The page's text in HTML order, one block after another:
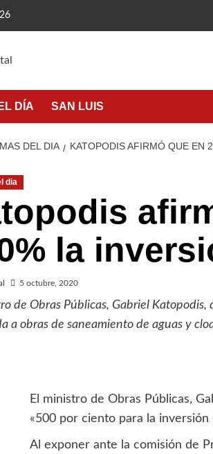
DÍA SAN LUIS
DEL DIA KATOPODIS AFIRMÓ QUE EN
dia
la
5 octubre, 2020
de Obras Públicas, Gabriel
a obras de saneamiento de aguas y
El ministro de Obras Públicas,
«500 por ciento para la inversión
Al exponer ante la comisión de